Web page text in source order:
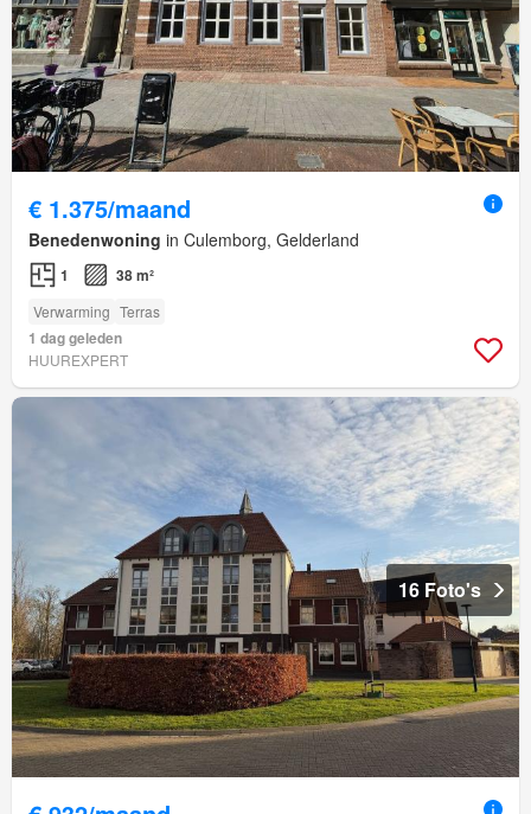
€ 1.375/maand
Benedenwoning in Culemborg, Gelderland
1 38 m²
Verwarming Terras
1 dag geleden
HUUREXPERT
16 Foto's